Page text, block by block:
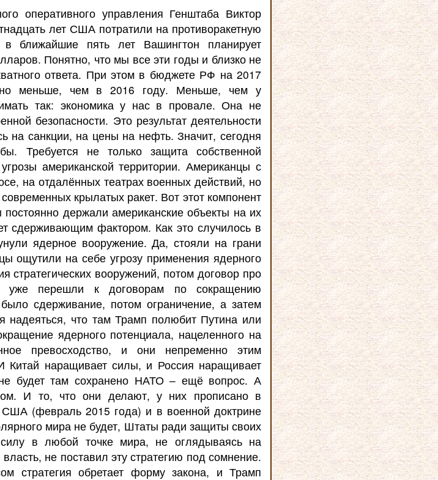
оперативного управления Генштаба Виктор
лет США потратили на противоракетную
ближайшие пять лет Вашингтон планирует
Понятно, что мы все эти годы и близко не
ответа. При этом в бюджете РФ на 2017
меньше, чем в 2016 году. Меньше, чем у
так: экономика у нас в провале. Она не
безопасности. Это результат деятельности
на санкции, на цены на нефть. Значит, сегодня
Требуется не только защита собственной
американской территории. Американцы с
на отдалённых театрах военных действий, но
крылатых ракет. Вот этот компонент
держали американские объекты на их
сдерживающим фактором. Как это случилось в
ядерное вооружение. Да, стояли на грани
ощутили на себе угрозу применения ядерного
стратегических вооружений, потом договор про
уже перешли к договорам по сокращению
сдерживание, потом ограничение, а затем
надеяться, что там Трамп полюбит Путина или
ядерного потенциала, нацеленного на
превосходство, и они непременно этим
Китай наращивает силы, и Россия наращивает
будет там сохранено НАТО – ещё вопрос. А
И то, что они делают, у них прописано в
США (февраль 2015 года) и в военной доктрине
мира не будет, Штаты ради защиты своих
в любой точке мира, не оглядываясь на
не поставил эту стратегию под сомнение.
стратегия обретает форму закона, и Трамп